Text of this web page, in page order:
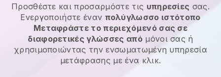
Προσθέστε και προσαρμόστε τις υπηρεσίες σας.
Ενεργοποιήστε έναν πολύγλωσσο ιστότοπο
Μεταφράστε το περιεχόμενό σας σε
διαφορετικές γλώσσες απόμόνοι σας ή
χρησιμοποιώντας την ενσωματωμένη υπηρεσία
μετάφρασης με ένα κλικ.